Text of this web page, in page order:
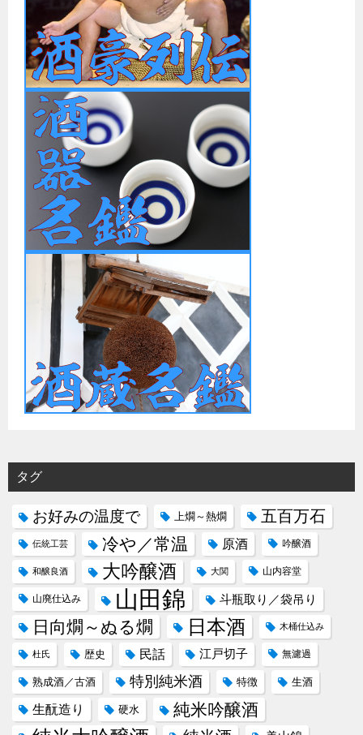
タグ
お好みの温度で 上燗～熱燗 五百万石
伝統工芸 冷や／常温 原酒 吟醸酒
和醸良酒 大吟醸酒 大関 山内容堂
山廃仕込み 山田錦 斗瓶取り／袋吊り
日向燗～ぬる燗 日本酒 木桶仕込み
杜氏 歴史 民話 江戸切子 無濾過
熟成酒／古酒 特別純米酒 特徴 生酒
生酛造り 硬水 純米吟醸酒